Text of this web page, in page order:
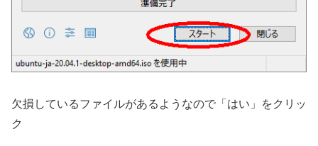
欠損しているファイルがあるようなので「はい」をクリッ
ク